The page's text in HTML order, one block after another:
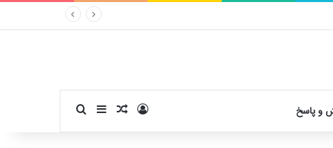
و پاسخ ورودنوشته تصادفی
سایدبارجستجو برای